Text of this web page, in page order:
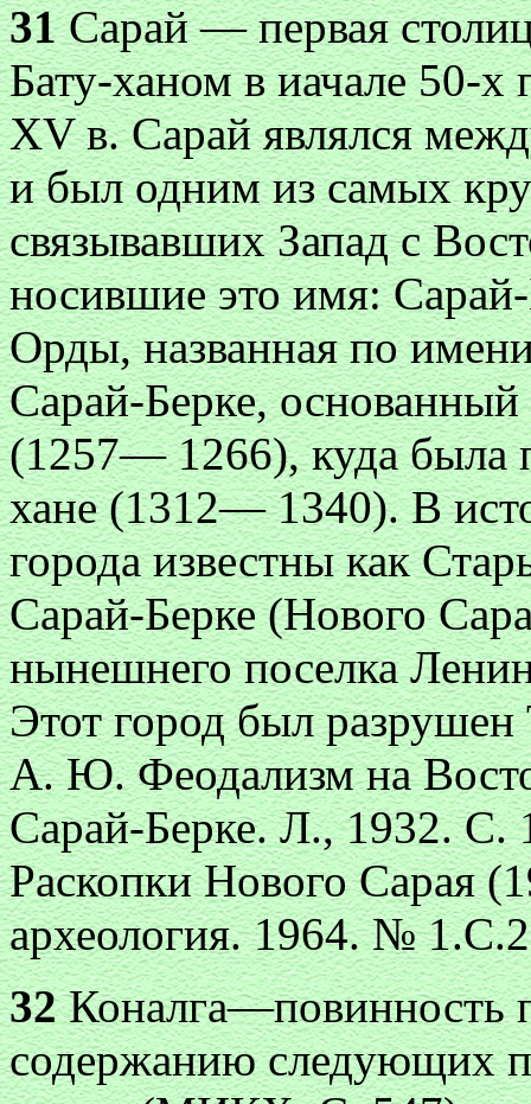
31Сарай — первая
Бату-ханом в иачале 50-
XV в. Сарай являлся
и был одним из самых
связывавших Запад с
носившие это имя: Сарай-
Орды, названная по
Сарай-Берке,
(1257— 1266), куда была
хане (1312— 1340). В
города известны как
Сарай-Берке (Нового
нынешнего поселка
Этот город был
А. Ю. Феодализм на
Сарай-Берке. Л., 1932.
Раскопки Нового Сарая
археология. 1964. №
32Коналга—повинность
содержанию следующих